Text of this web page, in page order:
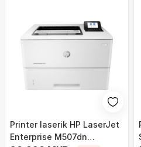
Printer laserik HP LaserJet
Enterprise M507dn